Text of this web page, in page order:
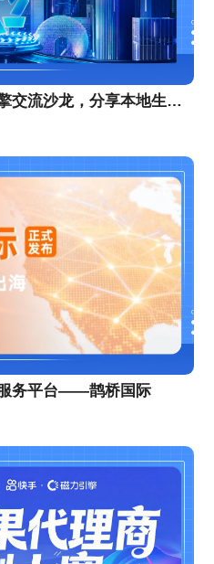
东信时代受邀出席巨量引擎交流沙龙，分享本地生活增量策略
务平台——鹊桥国际